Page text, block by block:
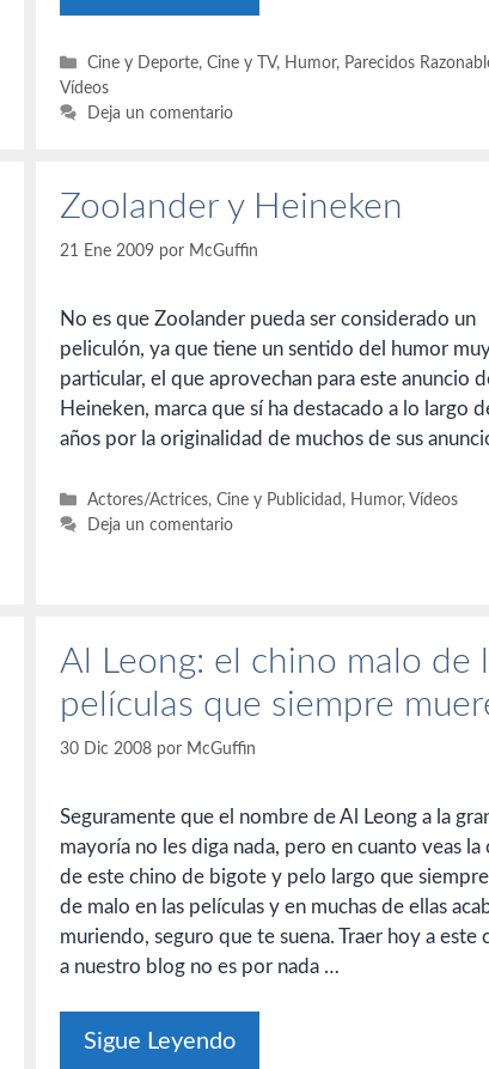
Categorías
Cine y Deporte,Cine y TV, Humor, Parecidos
Vídeos
Deja un comentario
Zoolander y Heineken
21 Ene 2009 por McGuffin
No es que Zoolander pueda ser considerado un
peliculón, ya que tiene un sentido del humor
particular, el que aprovechan para este anuncio
Heineken, marca que sí ha destacado a lo largo
años por la originalidad de muchos de sus
Categorías
Actores/Actrices,Cine y Publicidad , Humor,Vídeos
Deja un comentario
Al Leong: el chino malo de
películas que siempre
30 Dic 2008 por McGuffin
Seguramente que el nombre de Al Leong a la
mayoría no les diga nada, pero en cuanto veas la
de este chino de bigote y pelo largo que
de malo en las películas y en muchas de ellas
muriendo, seguro que te suena. Traer hoy a este
a nuestro blog no es por nada …
Sigue Leyendo